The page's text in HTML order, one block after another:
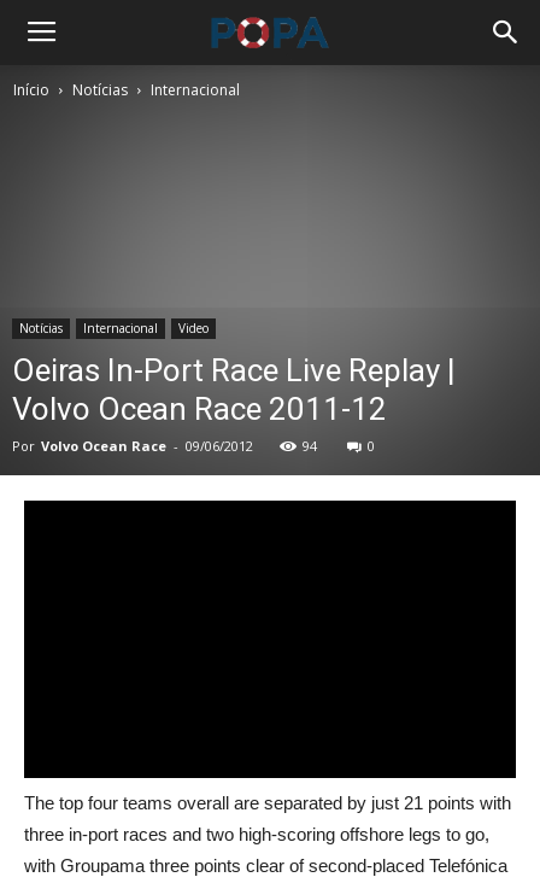
Início Notícias Internacional
Notícias Internacional Video
Oeiras In-Port Race Live Replay |
Volvo Ocean Race 2011-12
Por Volvo Ocean Race - 09/06/2012 94 0
The top four teams overall are separated by just 21 points with
three in-port races and two high-scoring offshore legs to go,
with Groupama three points clear of second-placed Telefónica